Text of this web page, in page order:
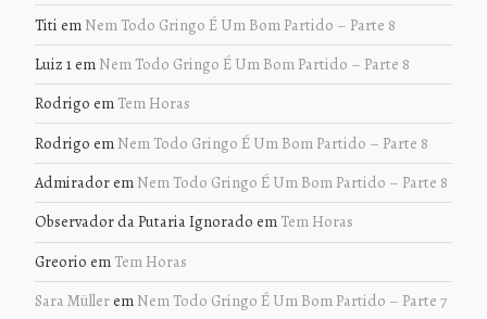
Titi em Nem Todo Gringo É Um Bom Partido – Parte 8
Luiz 1em Nem Todo Gringo É Um Bom Partido – Parte 8
Rodrigo em Tem Horas
Rodrigo em Nem Todo Gringo É Um Bom Partido – Parte 8
Admiradorem Nem Todo Gringo É Um Bom Partido – Parte 8
Observador da Putaria Ignorado em Tem Horas
Greorio em Tem Horas
Sara Müllerem Nem Todo Gringo É Um Bom Partido – Parte 7